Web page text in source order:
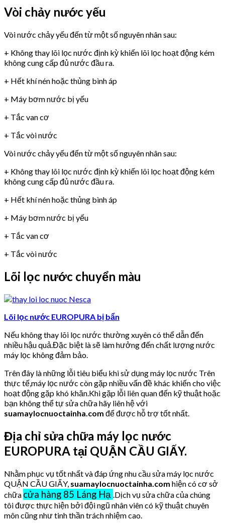
Vòi chảy nước yếu
Vòi nước chảy yếu đến từ một số nguyên nhân sau:
+ Không thay lõi lọc nước định kỳ khiến lõi lọc hoạt động kém
không cung cấp đủ nước đầu ra.
+ Hết khí nén hoặc thủng bình áp
+ Máy bơm nước bị yếu
+ Tắc van cơ
+ Tắc vòi nước
Vòi nước chảy yếu đến từ một số nguyên nhân sau:
+ Không thay lõi lọc nước định kỳ khiến lõi lọc hoạt động kém
không cung cấp đủ nước đầu ra.
+ Hết khí nén hoặc thủng bình áp
+ Máy bơm nước bị yếu
+ Tắc van cơ
+ Tắc vòi nước
Lõi lọc nước chuyển màu
Lõi lọc nước EUROPURA bị bẩn
Nếu không thay lõi lọc nước thường xuyên có thể dẫn đến
nhiều hậu quả.Đặc biệt là sẽ làm hưởng đến chất lượng nước
máy lọc không đảm bảo.
Trên đây là những lỗi tiêu biểu khi sử dụng máy lọc nước Trên
thực tế,máy lọc nước còn gặp nhiều vấn đề khác khiến cho việc
hoạt động gặp khó khăn.Khi gặp lỗi liên quan đến kỹ thuật hoặc
bạn không thể tự sửa chữa hãy liên hệ với
suamaylocnuoctainha.com để được hỗ trợ tốt nhất.
Địa chỉ sửa chữa máy lọc nước
EUROPURA tại QUẬN CẦU GIẤY.
Nhằm phục vụ tốt nhất và đáp ứng nhu cầu sửa máy lọc nước
QUẬN CẦU GIẤY, suamaylocnuoctainha.com hiện có cơ sở
chữa cửa hàng 85 Láng Hạ .Dịch vụ sửa chữa của chúng
tôi được thực hiện bởi đội ngũ nhân viên có kỹ thuật chuyên
môn cũng như tinh thần trách nhiệm cao.